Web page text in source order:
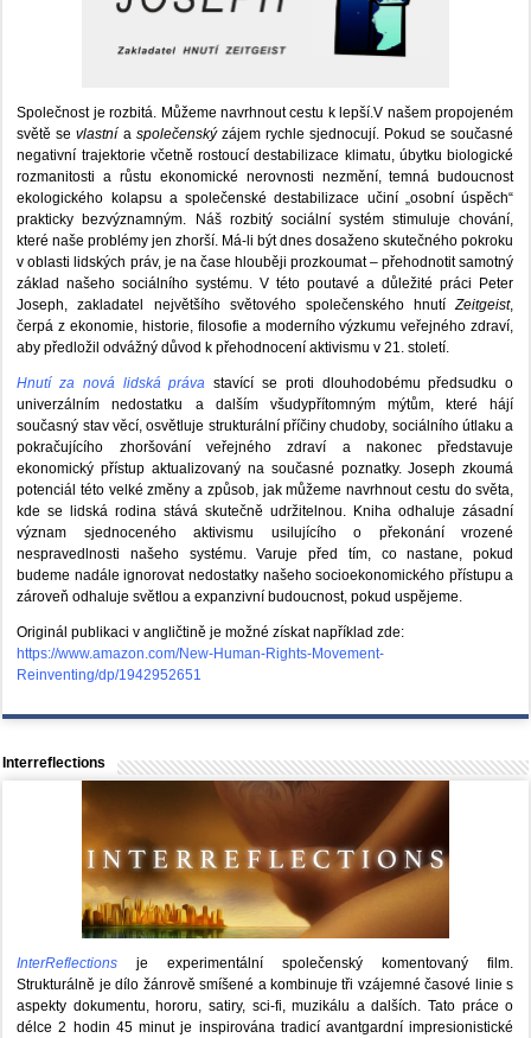
Společnost je rozbitá. Můžeme navrhnout cestu k lepší.V našem propojeném
světě sevlastní a společenskýzájem rychle sjednocují. Pokud se současné
negativní trajektorie včetně rostoucí destabilizace klimatu, úbytku biologické
rozmanitosti a růstu ekonomické nerovnosti nezmění, temná budoucnost
ekologického kolapsu a společenské destabilizace učiní „osobní úspěch“
prakticky bezvýznamným. Náš rozbitý sociální systém stimuluje chování,
které naše problémy jen zhorší. Má-li být dnes dosaženo skutečného pokroku
v oblasti lidských práv, je na čase hlouběji prozkoumat – přehodnotit samotný
základ našeho sociálního systému. V této poutavé a důležité práci Peter
Joseph, zakladatel největšího světového společenského hnutíZeitgeist,
čerpá z ekonomie, historie, filosofie a moderního výzkumu veřejného zdraví,
aby předložil odvážný důvod k přehodnocení aktivismu v 21. století.
Hnutí za nová lidská práva stavící se proti dlouhodobému předsudku o
univerzálním nedostatku a dalším všudypřítomným mýtům, které hájí
současný stav věcí, osvětluje strukturální příčiny chudoby, sociálního útlaku a
pokračujícího zhoršování veřejného zdraví a nakonec představuje
ekonomický přístup aktualizovaný na současné poznatky. Joseph zkoumá
potenciál této velké změny a způsob, jak můžeme navrhnout cestu do světa,
kde se lidská rodina stává skutečně udržitelnou. Kniha odhaluje zásadní
význam sjednoceného aktivismu usilujícího o překonání vrozené
nespravedlnosti našeho systému. Varuje před tím, co nastane, pokud
budeme nadále ignorovat nedostatky našeho socioekonomického přístupu a
zároveň odhaluje světlou a expanzivní budoucnost, pokud uspějeme.
Originál publikaci v angličtině je možné získat například zde:
https://www.amazon.com/New-Human-Rights-Movement-
Reinventing/dp/1942952651
Interreflections
InterReflections je experimentální společenský komentovaný film.
Strukturálně je dílo žánrově smíšené a kombinuje tři vzájemné časové linie s
aspekty dokumentu, hororu, satiry, sci-fi, muzikálu a dalších. Tato práce o
délce 2 hodin 45 minut je inspirována tradicí avantgardní impresionistické